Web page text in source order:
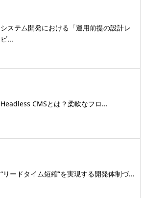
システム開発における「運用前提の設計レ
ビ...
Headless CMSとは？柔軟なフロ...
“リードタイム短縮”を実現する開発体制づ...